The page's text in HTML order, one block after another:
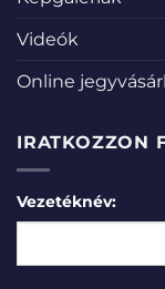
Videók
Online
IRATKOZZON
Vezetéknév: